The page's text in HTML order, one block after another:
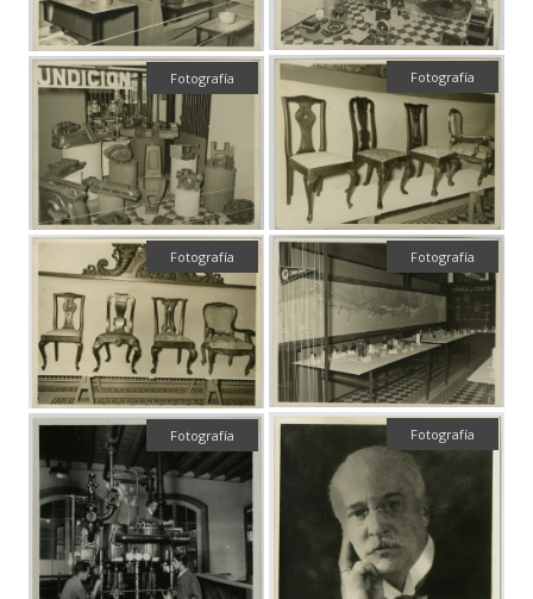
Fotografía
Fotografía
Fotografía
Fotografía
Fotografía
Fotografía